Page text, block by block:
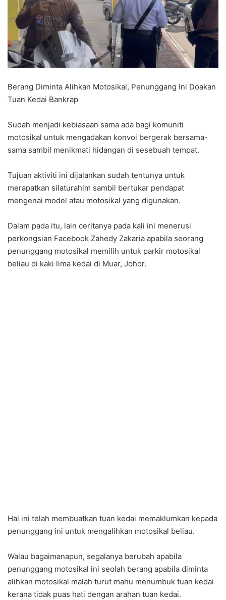
Berang Diminta Alihkan Motosikal, Penunggang Ini Doakan
Tuan Kedai Bankrap
Sudah menjadi kebiasaan sama ada bagi komuniti
motosikal untuk mengadakan konvoi bergerak bersama-
sama sambil menikmati hidangan di sesebuah tempat.
Tujuan aktiviti ini dijalankan sudah tentunya untuk
merapatkan silaturahim sambil bertukar pendapat
mengenai model atau motosikal yang digunakan.
Dalam pada itu, lain ceritanya pada kali ini menerusi
perkongsian Facebook Zahedy Zakaria apabila seorang
penunggang motosikal memilih untuk parkir motosikal
beliau di kaki lima kedai di Muar, Johor.
Hal ini telah membuatkan tuan kedai memaklumkan kepada
penunggang ini untuk mengalihkan motosikal beliau.
Walau bagaimanapun, segalanya berubah apabila
penunggang motosikal ini seolah berang apabila diminta
alihkan motosikal malah turut mahu menumbuk tuan kedai
kerana tidak puas hati dengan arahan tuan kedai.